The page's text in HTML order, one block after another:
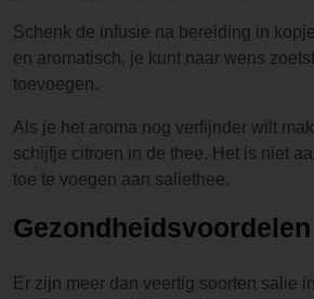
Schenk de infusie na bereiding in
en aromatisch, je kunt naar wens
toevoegen.
Als je het aroma nog verfijnder wilt
schijfje citroen in de thee. Het is niet
toe te voegen aan saliethee.
Gezondheidsvoordelen
Er zijn meer dan veertig soorten salie